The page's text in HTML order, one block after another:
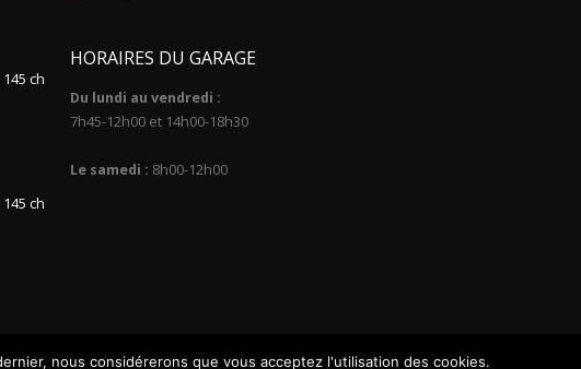
145 ch
145 ch
HORAIRES DU GARAGE
Du lundi au vendredi :
7h45-12h00 et 14h00-18h30
Le samedi : 8h00-12h00
nous considérerons que vous acceptez l'utilisation des cookies.